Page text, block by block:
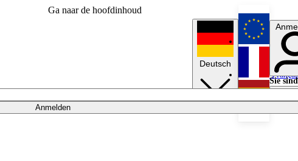
Ga naar de hoofdinhoud
Anmelden
Deutsch
English
Sie
Licht